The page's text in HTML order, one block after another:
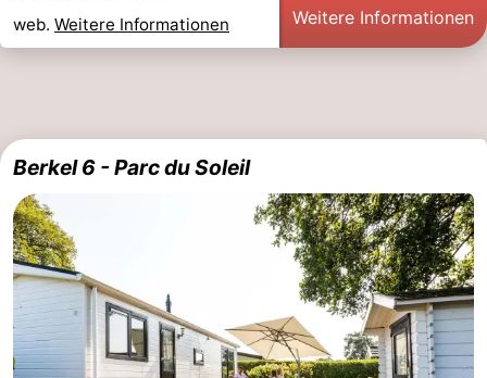
web. Weitere Informationen Weitere Informationen
Berkel 6 - Parc du Soleil